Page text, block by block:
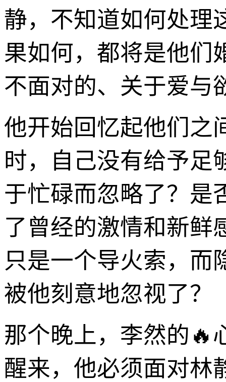
静，不知道如何处理
果如何，都将是他们
不面对的、关于爱与
他开始回忆起他们之
时，自己没有给予足
于忙碌而忽略了？是
了曾经的激情和新鲜
只是一个导火索，而
被他刻意地忽视了？
那个晚上，李然的🔥
醒来，他必须面对林